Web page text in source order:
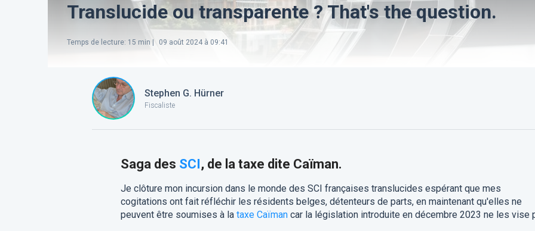
Translucide ou transparente ? That's the question.
Temps de lecture: 15 min | 09 août 2024 à 09:41
Stephen G. Hürner
Fiscaliste
Saga des SCI, de la taxe dite Caïman.
Je clôture mon incursion dans le monde des SCI françaises translucides espérant que mes
cogitations ont fait réfléchir les résidents belges, détenteurs de parts, en maintenant qu'elles ne
peuvent être soumises à la taxe Caïmancar la législation introduite en décembre 2023 ne les vise